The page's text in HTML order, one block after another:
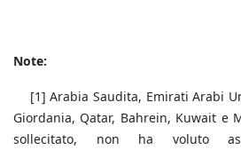
Note:
[1] Arabia Saudita, Emirati Arabi
Giordania, Qatar, Bahrein, Kuwait e
sollecitato, non ha voluto